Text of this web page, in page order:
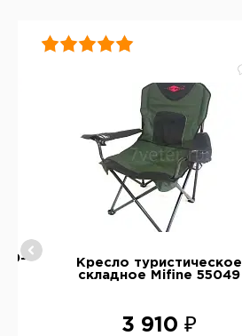
Кресло туристическое
складное Mifine 55049
3 910 ₽